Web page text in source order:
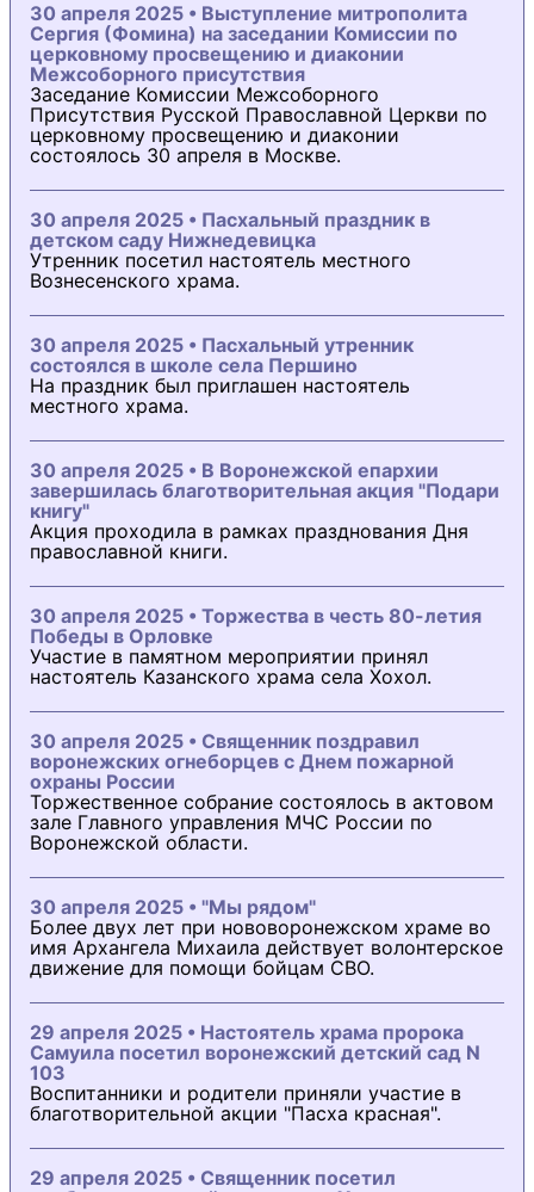
30 апреля 2025 • Выступление митрополита
Сергия (Фомина) на заседании Комиссии по
церковному просвещению и диаконии
Межсоборного присутствия
Заседание Комиссии Межсоборного
Присутствия Русской Православной Церкви по
церковному просвещению и диаконии
состоялось 30 апреля в Москве.
30 апреля 2025 • Пасхальный праздник в
детском саду Нижнедевицка
Утренник посетил настоятель местного
Вознесенского храма.
30 апреля 2025 • Пасхальный утренник
состоялся в школе села Першино
На праздник был приглашен настоятель
местного храма.
30 апреля 2025 • В Воронежской епархии
завершилась благотворительная акция "Подари
книгу"
Акция проходила в рамках празднования Дня
православной книги.
30 апреля 2025 • Торжества в честь 80-летия
Победы в Орловке
Участие в памятном мероприятии принял
настоятель Казанского храма села Хохол.
30 апреля 2025 • Священник поздравил
воронежских огнеборцев с Днем пожарной
охраны России
Торжественное собрание состоялось в актовом
зале Главного управления МЧС России по
Воронежской области.
30 апреля 2025 • "Мы рядом"
Более двух лет при нововоронежском храме во
имя Архангела Михаила действует волонтерское
движение для помощи бойцам СВО.
29 апреля 2025 • Настоятель храма пророка
Самуила посетил воронежский детский сад N
103
Воспитанники и родители приняли участие в
благотворительной акции "Пасха красная".
29 апреля 2025 • Священник посетил